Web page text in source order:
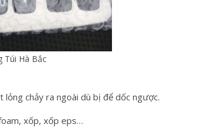
Túi Hà Bắc
lỏng chảy ra ngoài dù bị để dốc ngược.
xốp, xốp eps…